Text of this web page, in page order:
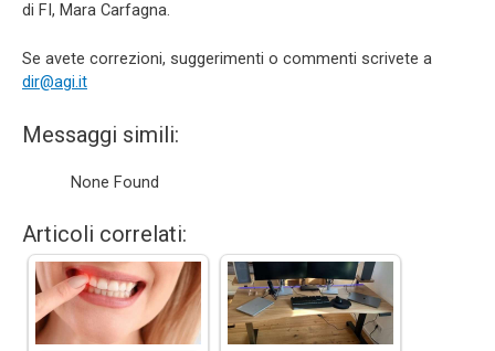
di FI, Mara Carfagna.
Se avete correzioni, suggerimenti o commenti scrivete a
dir@agi.it
Messaggi simili:
None Found
Articoli correlati: